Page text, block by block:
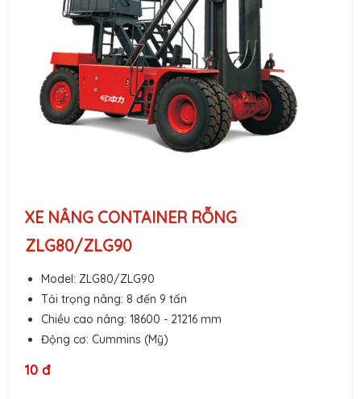
XE NÂNG CONTAINER RỖNG
ZLG80/ZLG90
Model: ZLG80/ZLG90
Tải trọng nâng: 8 đến 9 tấn
Chiều cao nâng: 18600 - 21216 mm
Động cơ: Cummins (Mỹ)
10 đ